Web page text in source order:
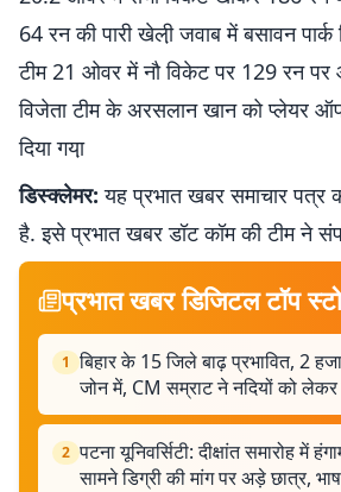
64 रन की पारी खेली़ जवाब में बसावन
टीम 21 ओवर में नौ विकेट पर 129 रन
विजेता टीम के अरसलान खान को प्लेयर
दिया गया़
डिस्क्लेमर: यह प्रभात खबर समाचार
है. इसे प्रभात खबर डॉट कॉम की टीम ने
प्रभात खबर डिजिटल टॉप
1 बिहार के 15 जिले बाढ़ प्रभावित, 2
जोन में, CM सम्राट ने नदियों को लेकर
2 पटना यूनिवर्सिटी: दीक्षांत समारोह में
सामने डिग्री की मांग पर अड़े छात्र,